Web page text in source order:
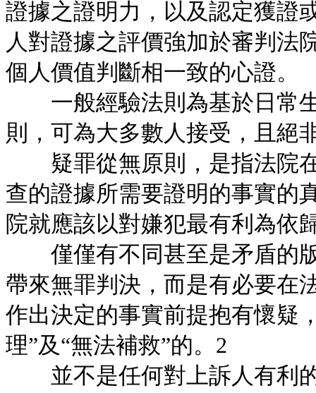
證據之證明力，以及認定獲證
人對證據之評價強加於審判法
個人價值判斷相一致的心證。
一般經驗法則為基於日常生
則，可為大多數人接受，且絕
疑罪從無原則，是指法院在
查的證據所需要證明的事實的
院就應該以對嫌犯最有利為依
僅僅有不同甚至是矛盾的版
帶來無罪判決，而是有必要在
作出決定的事實前提抱有懷疑
理”及“無法補救”的。2
並不是任何對上訴人有利的